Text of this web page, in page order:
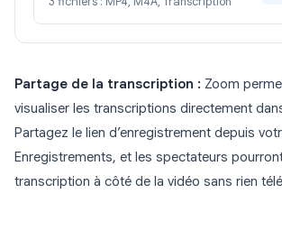
Partage de la transcription : Zoom
visualiser les transcriptions directement
Partagez le lien d’enregistrement depuis
Enregistrements, et les spectateurs
transcription à côté de la vidéo sans rien